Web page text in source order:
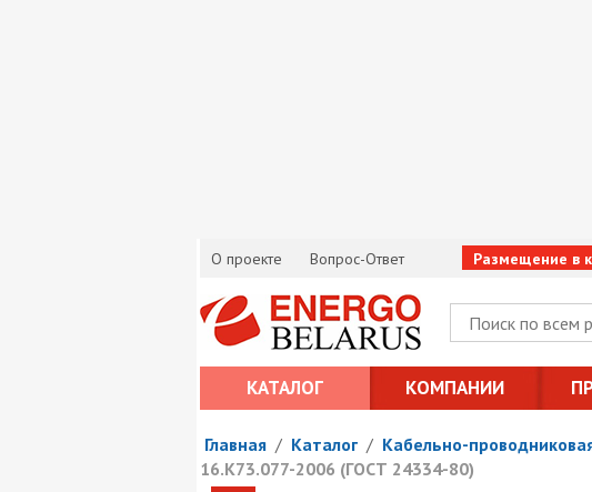
О проекте Вопрос-Ответ Размещение в
КАТАЛОГ КОМПАНИИ
Главная / Каталог / Кабельно-
16.К73.077-2006 (ГОСТ 24334-80)